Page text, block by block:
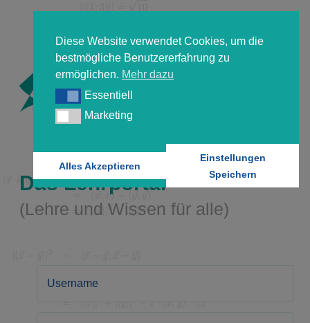
Diese Website verwendet Cookies, um die
bestmögliche Benutzererfahrung zu
ermöglichen. Mehr dazu
EssentiellEssentiell
MarketingMarketing
Alles Akzeptieren
Einstellungen
Speichern
Das Lehrportal
(Lehre und Wissen für alle)